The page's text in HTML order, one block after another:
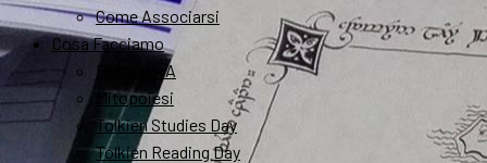
Come Associarsi
Cosa Facciamo
FantastikA
Mitopoiesi
Tolkien Studies Day
Tolkien Reading Day